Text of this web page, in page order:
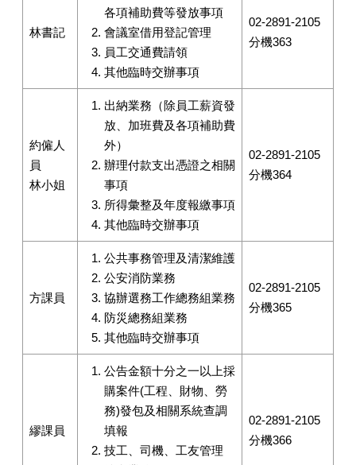
林書記
各項補助費等發放事項
會議室借用登記管理
員工交通費請領
其他臨時交辦事項
02-2891-2105
分機363
約僱人
員
林小姐
出納業務（除員工薪資發
放、加班費及各項補助費
外）
辦理付款支出憑證之相關
事項
所得彙整及年度報繳事項
其他臨時交辦事項
02-2891-2105
分機364
方課員
公共事務管理及清潔維護
公安消防業務
協辦選務工作總務組業務
防災總務組業務
其他臨時交辦事項
02-2891-2105
分機365
繆課員
公告金額十分之一以上採
購案件(工程、財物、勞
務)發包及相關系統查調
填報
技工、司機、工友管理
02-2891-2105
分機366